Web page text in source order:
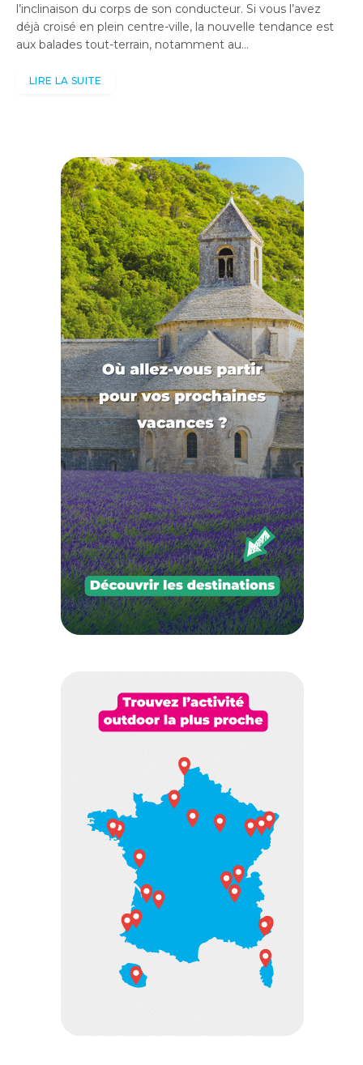
l’inclinaison du corps de son conducteur. Si vous l’avez
déjà croisé en plein centre-ville, la nouvelle tendance est
aux balades tout-terrain, notamment au…
LIRE LA SUITE